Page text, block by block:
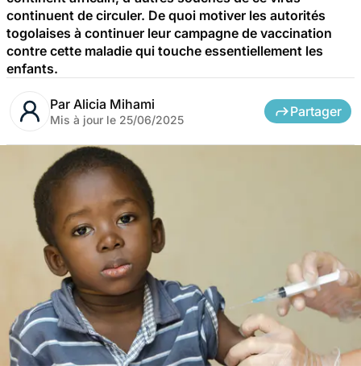
continuent de circuler. De quoi motiver les autorités
togolaises à continuer leur campagne de vaccination
contre cette maladie qui touche essentiellement les
enfants.
Par Alicia Mihami
Mis à jour le 25/06/2025
Partager